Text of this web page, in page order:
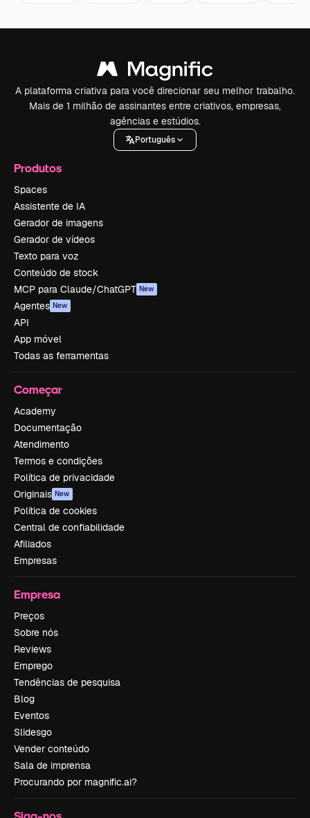
A plataforma criativa para você direcionar seu melhor trabalho.
Mais de 1 milhão de assinantes entre criativos, empresas,
agências e estúdios.
Português
Produtos
Spaces
Assistente de IA
Gerador de imagens
Gerador de vídeos
Texto para voz
Conteúdo de stock
MCP para Claude/ChatGPT New
Agentes New
API
App móvel
Todas as ferramentas
Começar
Academy
Documentação
Atendimento
Termos e condições
Política de privacidade
Originais New
Política de cookies
Central de confiabilidade
Afiliados
Empresas
Empresa
Preços
Sobre nós
Reviews
Emprego
Tendências de pesquisa
Blog
Eventos
Slidesgo
Vender conteúdo
Sala de imprensa
Procurando por magnific.ai?